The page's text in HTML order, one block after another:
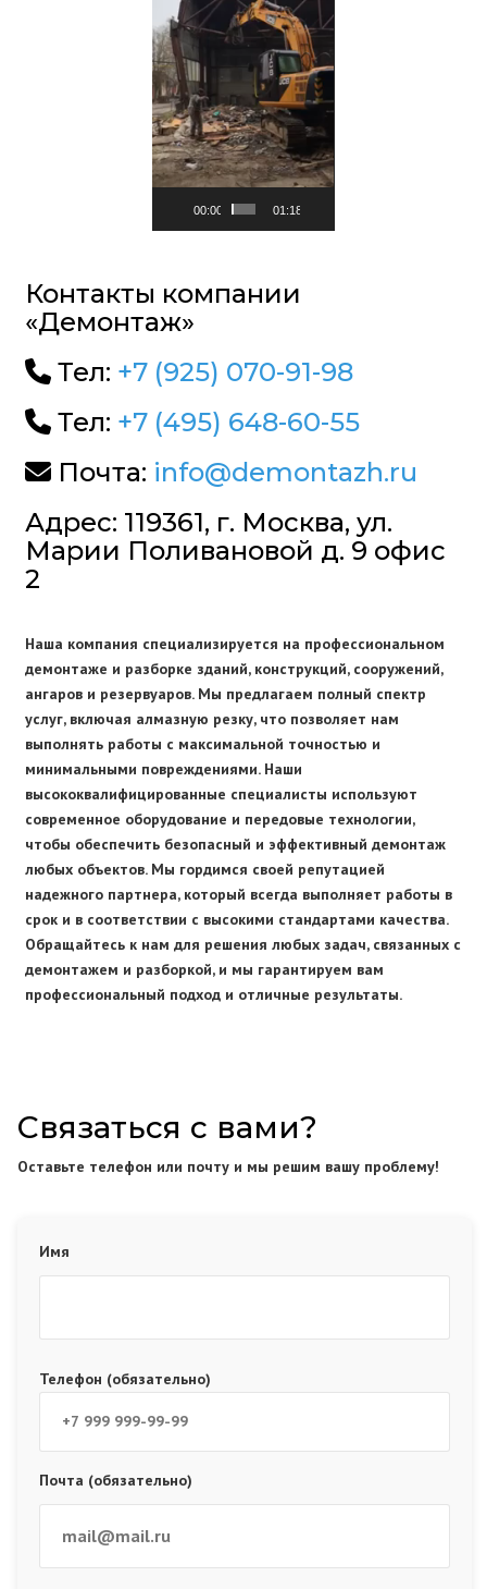
00:00 01:18
Контакты компании
«Демонтаж»
Тел: +7 (925) 070-91-98
Тел: +7 (495) 648-60-55
Почта: info@demontazh.ru
Адрес: 119361, г. Москва, ул.
Марии Поливановой д. 9 офис
2
Наша компания специализируется на профессиональном
демонтаже и разборке зданий, конструкций, сооружений,
ангаров и резервуаров. Мы предлагаем полный спектр
услуг, включая алмазную резку, что позволяет нам
выполнять работы с максимальной точностью и
минимальными повреждениями. Наши
высококвалифицированные специалисты используют
современное оборудование и передовые технологии,
чтобы обеспечить безопасный и эффективный демонтаж
любых объектов. Мы гордимся своей репутацией
надежного партнера, который всегда выполняет работы в
срок и в соответствии с высокими стандартами качества.
Обращайтесь к нам для решения любых задач, связанных с
демонтажем и разборкой, и мы гарантируем вам
профессиональный подход и отличные результаты.
Связаться с вами?
Оставьте телефон или почту и мы решим вашу проблему!
Имя
Телефон (обязательно)
Почта (обязательно)